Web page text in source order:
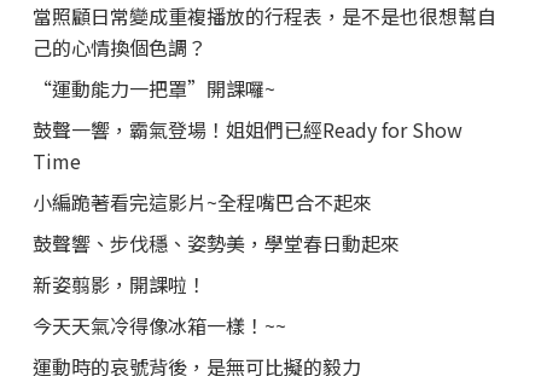
當照顧日常變成重複播放的行程表，是不是也很想幫自
己的心情換個色調？
“運動能力一把罩”開課囉~
鼓聲一響，霸氣登場！姐姐們已經Ready for Show
Time
小編跪著看完這影片~全程嘴巴合不起來
鼓聲響、步伐穩、姿勢美，學堂春日動起來
新姿翦影，開課啦！
今天天氣冷得像冰箱一樣！~~
運動時的哀號背後，是無可比擬的毅力